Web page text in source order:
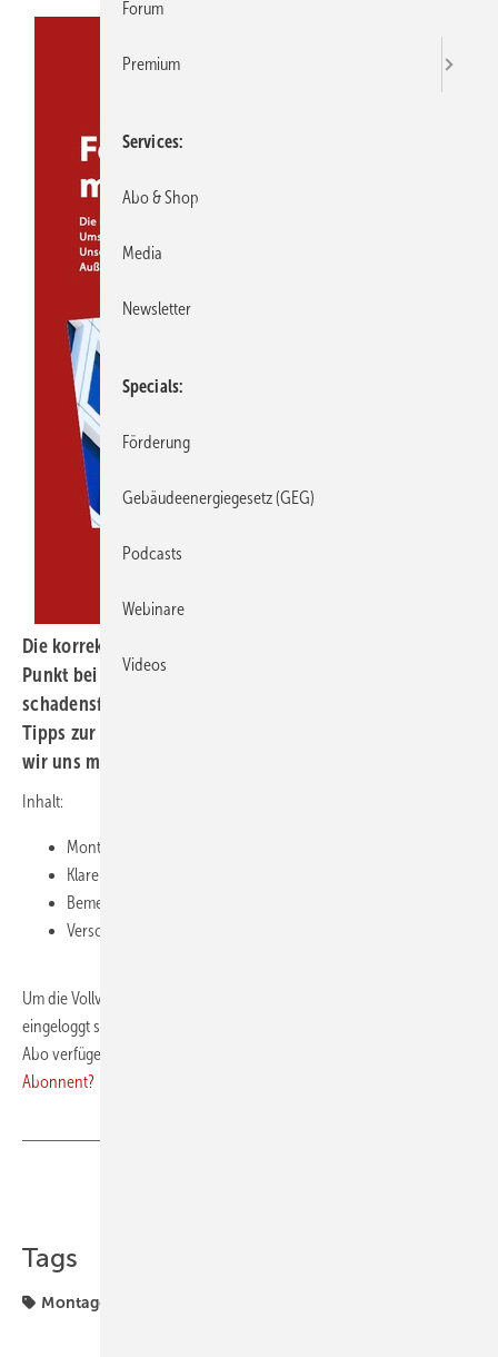
Die korrekte Montage von Fenstern ist ein wichtiger
Punkt bei der Umsetzung energieeffizienter und
schadensfreier Gebäudehüllen. Unser Fokus-Heft gibt
Tipps zur korrekten Ausführung. Außerdem beschäftigen
wir uns mit dem Thema Verschattung.
Inhalt:
Montage mit Plan
Klare Sicht aufs Trübe
Bemerkenswerte Randerscheinung
Verschatten statt Kühlen
Um die Vollversion des PDFs herunterladen zu können, müssen Sie
eingeloggt sein und über ein laufendes Premium- oder Digital-Plus-
Abo verfügen. Bitte loggen Sie sich rechts oben ein.
Abonnent?
Tags
Montage
Forum
Premium
Services
Abo & Shop
Media
Newsletter
Specials
Förderung
Gebäudeenergiegesetz (GEG)
Podcasts
Webinare
Videos